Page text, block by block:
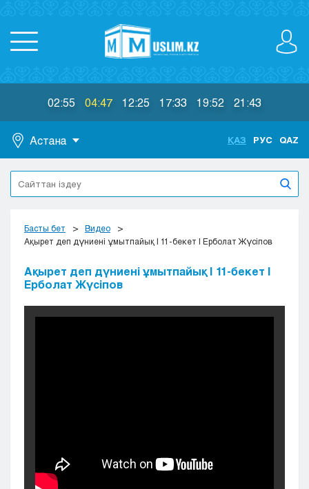
02:55 04:47 12:25 17:33 19:52 21:43
Астана
Астана
Алматы
Атырау
Караганда
Кокшетау
Костанай
Шымкент
ҚАЗ РУС QAZ
Басты бет
Видео
Ақырет деп дүниені ұмытпайық | 11-бекет | Ерболат Жүсіпов
Ақырет деп дүниені ұмытпайық | 11-бекет |
Ерболат Жүсіпов